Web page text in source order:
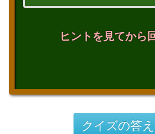
ヒントを見てから
クイズの答